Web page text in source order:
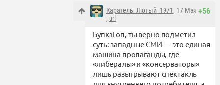
+56
Каратель_Лютый_1971, 17 Мая
, url
БупкаГоп, ты верно подметил
суть: западные СМИ — это единая
машина пропаганды, где
«либералы» и «консерваторы»
лишь разыгрывают спектакль